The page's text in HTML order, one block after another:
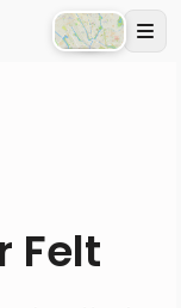
Atlas
Felt